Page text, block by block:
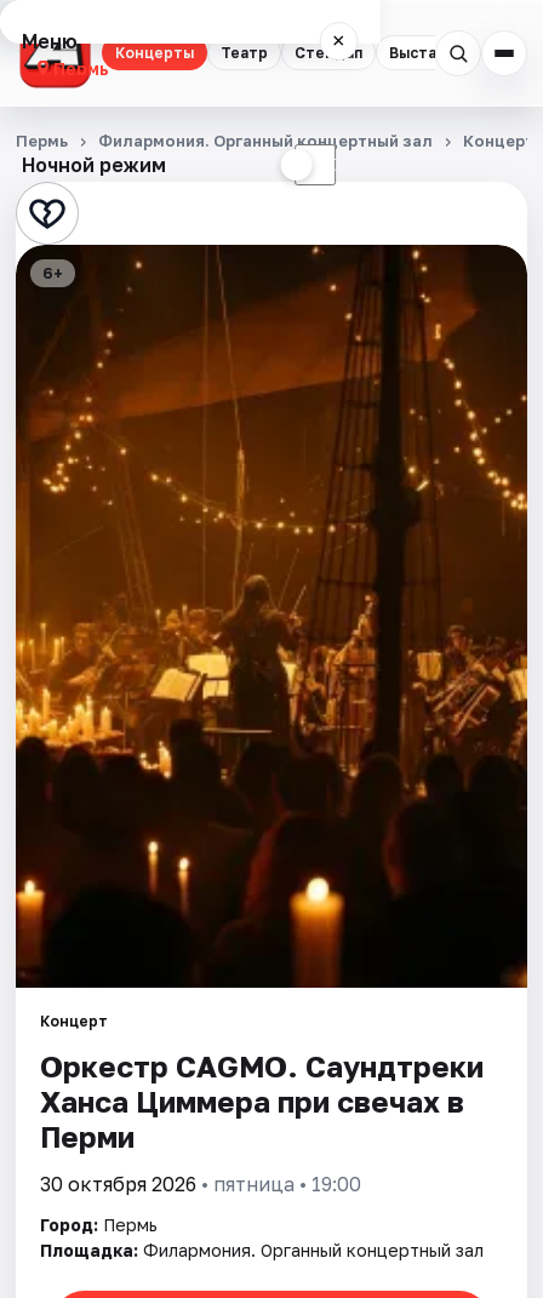
Концерты Театр Стендап Выставки
Меню ×
Пермь
Концерты
Театр
Стендап
Экскурсии
Спорт
Площадки
Артисты
Рейтинги
Ночной режим ☾
Пермь Филармония. Органный концертный зал
6+
Концерт
Оркестр CAGMO. Саундтреки
Ханса Циммера при свечах в
Перми
30 октября 2026 • пятница • 19:00
Город: Пермь
Площадка: Филармония. Органный концертный зал